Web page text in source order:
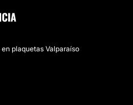
plaquetas Valparaíso